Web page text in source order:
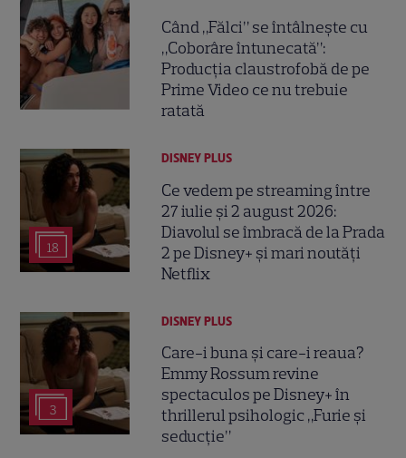
Când „Fălci” se întâlnește cu
„Coborâre întunecată”:
Producția claustrofobă de pe
Prime Video ce nu trebuie
ratată
18
DISNEY PLUS
Ce vedem pe streaming între
27 iulie și 2 august 2026:
Diavolul se îmbracă de la Prada
2 pe Disney+ și mari noutăți
Netflix
3
DISNEY PLUS
Care-i buna și care-i reaua?
Emmy Rossum revine
spectaculos pe Disney+ în
thrillerul psihologic „Furie și
seducție”